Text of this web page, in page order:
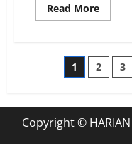
Read MoreRead
more
Catatan
KY
Posts
1 2 3
Copyright © HARIAN